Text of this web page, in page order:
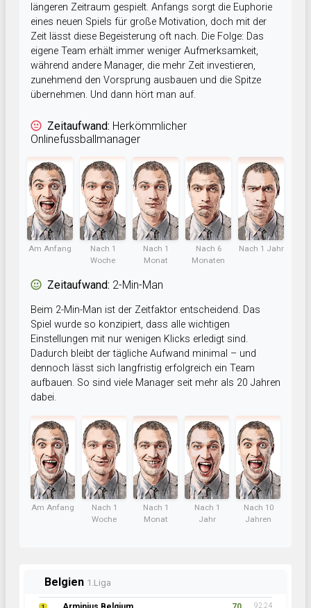
längeren Zeitraum gespielt. Anfangs sorgt die Euphorie
eines neuen Spiels für große Motivation, doch mit der
Zeit lässt diese Begeisterung oft nach. Die Folge: Das
eigene Team erhält immer weniger Aufmerksamkeit,
während andere Manager, die mehr Zeit investieren,
zunehmend den Vorsprung ausbauen und die Spitze
übernehmen. Und dann hört man auf.
Zeitaufwand: Herkömmlicher
Onlinefussballmanager
Am Anfang
Nach 1
Woche
Nach 1
Monat
Nach 6
Monaten
Nach 1 Jahr
Zeitaufwand: 2-Min-Man
Beim 2-Min-Man ist der Zeitfaktor entscheidend. Das
Spiel wurde so konzipiert, dass alle wichtigen
Einstellungen mit nur wenigen Klicks erledigt sind.
Dadurch bleibt der tägliche Aufwand minimal – und
dennoch lässt sich langfristig erfolgreich ein Team
aufbauen. So sind viele Manager seit mehr als 20 Jahren
dabei.
Am Anfang
Nach 1
Woche
Nach 1
Monat
Nach 1
Jahr
Nach 10
Jahren
Belgien 1.Liga
92:24